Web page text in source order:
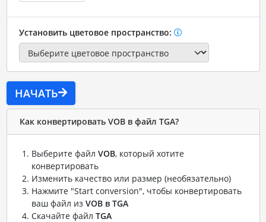
Установить цветовое пространство:
НАЧАТЬ
Как конвертировать VOB в файл TGA?
Выберите файл VOB, который хотите
конвертировать
Изменить качество или размер (необязательно)
Нажмите "Start conversion", чтобы конвертировать
ваш файл из VOB в TGA
Скачайте файл TGA